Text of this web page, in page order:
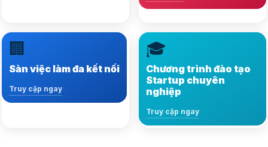
🏢
Sàn việc làm đa kết nối
Truy cập ngay
Kết nối hàng ngàn việc
làm, nhà tuyển dụng và
ứng viên tiềm năng
🎓
Chương trình đào tạo
Startup chuyên
nghiệp
Truy cập ngay
Nội dung đa dạng, kiến
phong phú